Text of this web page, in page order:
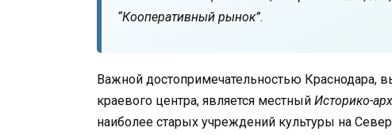
“Кооперативный рынок”.
Важной достопримечательностью Краснодара,
краевого центра, является местный Историко-
наиболее старых учреждений культуры на